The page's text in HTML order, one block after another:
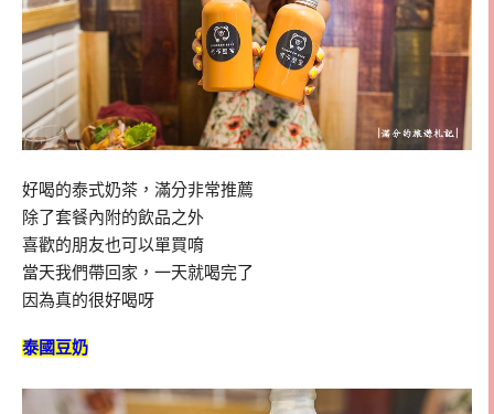
好喝的泰式奶茶，滿分非常推薦
除了套餐內附的飲品之外
喜歡的朋友也可以單買唷
當天我們帶回家，一天就喝完了
因為真的很好喝呀
泰國豆奶